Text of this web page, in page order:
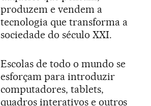
produzem e vendem a
tecnologia que transforma a
sociedade do século XXI.
Escolas de todo o mundo se
esforçam para introduzir
computadores, tablets,
quadros interativos e outros